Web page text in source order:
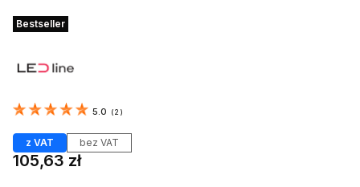
Etykiety
Bestseller
5.0 ( 2 )
z VAT bez VAT
Cena
105,63 zł